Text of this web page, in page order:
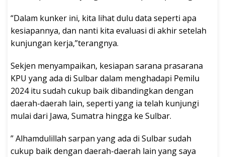
“Dalam kunker ini, kita lihat dulu data seperti apa
kesiapannya, dan nanti kita evaluasi di akhir setelah
kunjungan kerja,”terangnya.
Sekjen menyampaikan, kesiapan sarana prasarana
KPU yang ada di Sulbar dalam menghadapi Pemilu
2024 itu sudah cukup baik dibandingkan dengan
daerah-daerah lain, seperti yang ia telah kunjungi
mulai dari Jawa, Sumatra hingga ke Sulbar.
” Alhamdulillah sarpan yang ada di Sulbar sudah
cukup baik dengan daerah-daerah lain yang saya